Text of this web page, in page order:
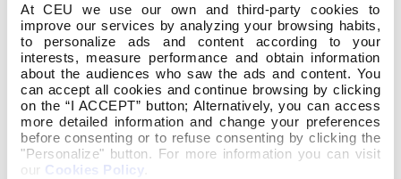
At CEU we use our own and third-party cookies to
improve our services by analyzing your browsing habits,
to personalize ads and content according to your
interests, measure performance and obtain information
about the audiences who saw the ads and content. You
can accept all cookies and continue browsing by clicking
on the “I ACCEPT” button; Alternatively, you can access
more detailed information and change your preferences
before consenting or to refuse consenting by clicking the
"Personalize" button. For more information you can visit
our Cookies Policy